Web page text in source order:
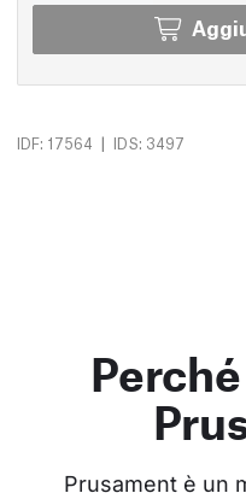
IDF: 17564 | IDS: 3497
Prusament è un